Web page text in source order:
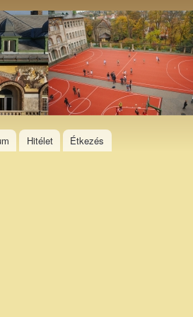
Hitélet Étkezés